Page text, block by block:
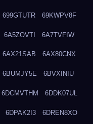
699GTUTR 69KWPV8F
6A5ZOVTI 6A7TVFIW
6AX21SAB 6AX80CNX
6BUMJY5E 6BVXINIU
6DCMVTHM 6DDK07UL
6DPAK2I3 6DREN8XO